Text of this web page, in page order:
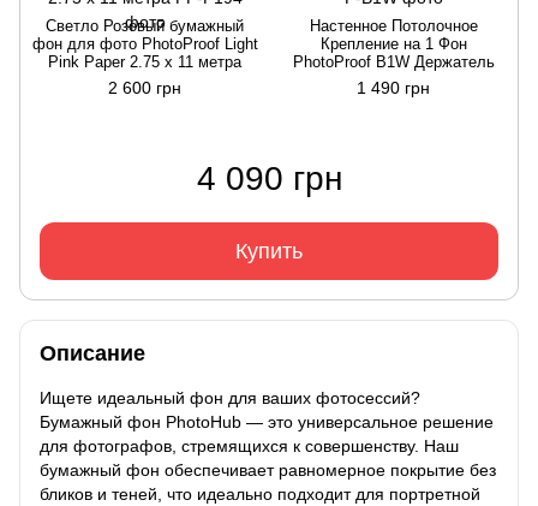
Светло Розовый бумажный
фон для фото PhotoProof Light
Pink Paper 2.75 x 11 метра
2 600 грн
Настенное Потолочное
Крепление на 1 Фон
PhotoProof B1W Держатель
1 490 грн
4 090 грн
Купить
Описание
Ищете идеальный фон для ваших фотосессий?
Бумажный фон PhotoHub — это универсальное решение
для фотографов, стремящихся к совершенству. Наш
бумажный фон обеспечивает равномерное покрытие без
бликов и теней, что идеально подходит для портретной